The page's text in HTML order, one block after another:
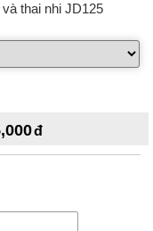
thai nhi JD125